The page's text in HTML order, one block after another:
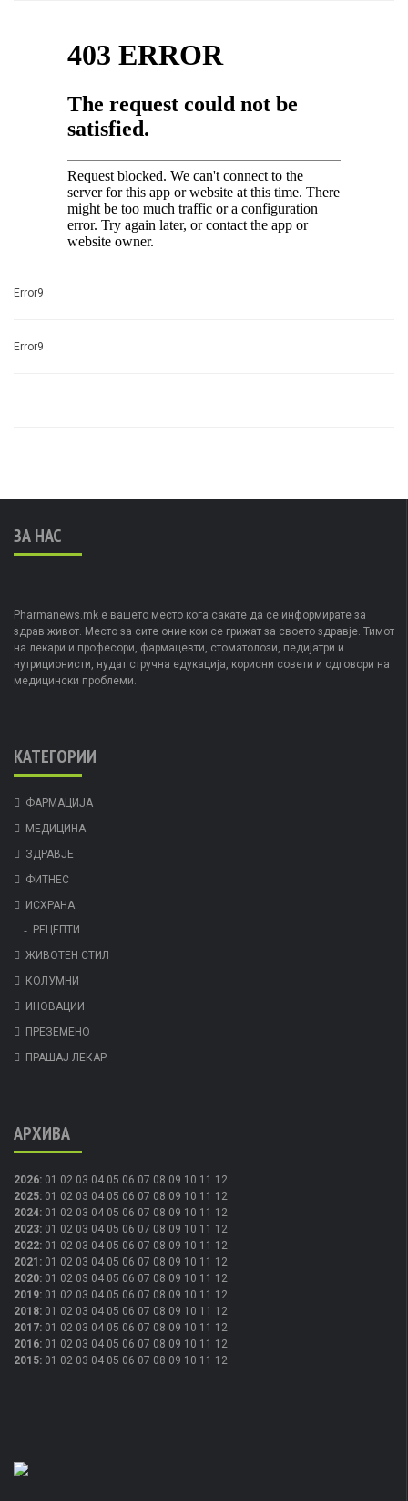
Error9
Error9
ЗА НАС
Pharmanews.mk е вашето место кога сакате да се информирате за
здрав живот. Место за сите оние кои се грижат за своето здравје. Тимот
на лекари и професори, фармацевти, стоматолози, педијатри и
нутриционисти, нудат стручна едукација, корисни совети и одговори на
медицински проблеми.
КАТЕГОРИИ
ФАРМАЦИЈА
МЕДИЦИНА
ЗДРАВЈЕ
ФИТНЕС
ИСХРАНА
РЕЦЕПТИ
ЖИВОТЕН СТИЛ
КОЛУМНИ
ИНОВАЦИИ
ПРЕЗЕМЕНО
ПРАШАЈ ЛЕКАР
АРХИВА
2026: 01 02 03 04 05 06 07 08 09 10 11 12
2025: 01 02 03 04 05 06 07 08 09 10 11 12
2024: 01 02 03 04 05 06 07 08 09 10 11 12
2023: 01 02 03 04 05 06 07 08 09 10 11 12
2022: 01 02 03 04 05 06 07 08 09 10 11 12
2021 : 01 02 03 04 05 06 07 08 09 10 11 12
2020: 01 02 03 04 05 06 07 08 09 10 11 12
2019: 01 02 03 04 05 06 07 08 09 10 11 12
2018: 01 02 03 04 05 06 07 08 09 10 11 12
2017: 01 02 03 04 05 06 07 08 09 10 11 12
2016: 01 02 03 04 05 06 07 08 09 10 11 12
2015: 01 02 03 04 05 06 07 08 09 10 11 12